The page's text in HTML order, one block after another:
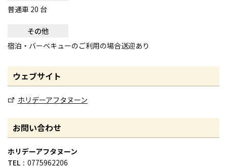
普通車 20 台
その他
宿泊・バーベキューのご利用の場合送迎あり
ウェブサイト
ホリデーアフタヌーン
お問い合わせ
ホリデーアフタヌーン
TEL
0775962206